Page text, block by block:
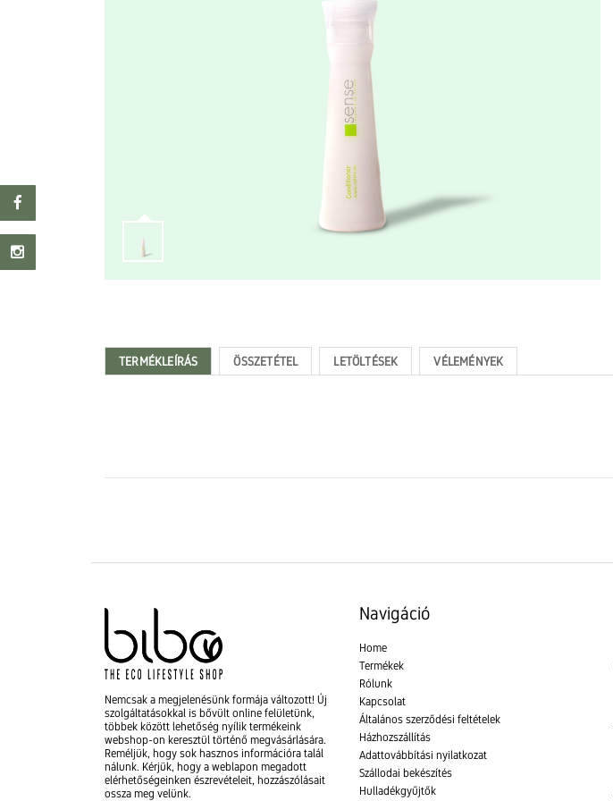
TERMÉKLEÍRÁS ÖSSZETÉTEL LETÖLTÉSEK VÉLEMÉNYEK
Nemcsak a megjelenésünk formája változott! Új
szolgáltatásokkal is bővült online felületünk,
többek között lehetőség nyílik termékeink
webshop-on keresztül történő megvásárlására.
Reméljük, hogy sok hasznos információra talál
nálunk. Kérjük, hogy a weblapon megadott
elérhetőségeinken észrevételeit, hozzászólásait
ossza meg velünk.
Navigáció
Home
Termékek
Rólunk
Kapcsolat
Általános szerződési feltételek
Házhozszállítás
Adattovábbítási nyilatkozat
Szállodai bekészítés
Hulladékgyűjtők